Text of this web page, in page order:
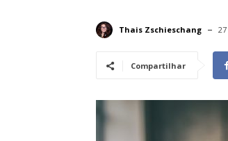
Thais Zschieschang
Compartilhar